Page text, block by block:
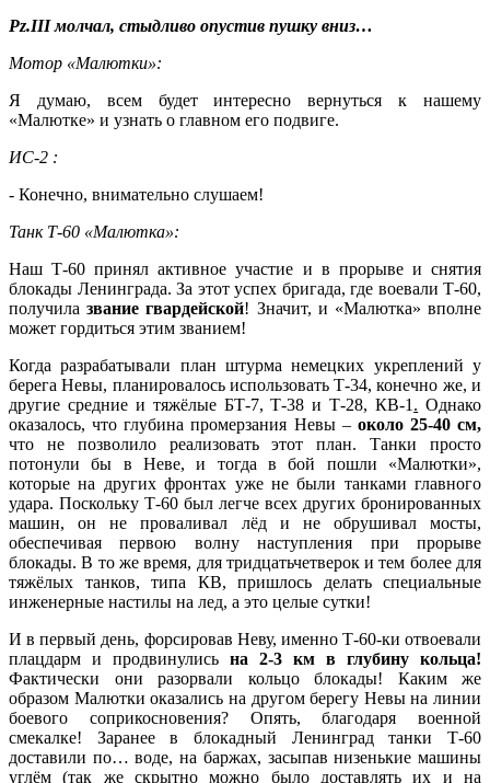
Pz.III молчал, стыдливо опустив пушку вниз…
Мотор «Малютки»:
Я думаю, всем будет интересно вернуться к нашему
«Малютке» и узнать о главном его подвиге.
ИС-2 :
- Конечно, внимательно слушаем!
Танк Т-60 «Малютка»:
Наш Т-60 принял активное участие и в прорыве и снятия
блокады Ленинграда. За этот успех бригада, где воевали Т-60,
получилазвание гвардейской! Значит, и «Малютка» вполне
может гордиться этим званием!
Когда разрабатывали план штурма немецких укреплений у
берега Невы, планировалось использовать Т-34, конечно же, и
другие средние и тяжёлые БТ-7, Т-38 и Т-28, КВ-1 . Однако
оказалось, что глубина промерзания Невы – около 25-40 см,
что не позволило реализовать этот план. Танки просто
потонули бы в Неве, и тогда в бой пошли «Малютки»,
которые на других фронтах уже не были танками главного
удара. Поскольку Т-60 был легче всех других бронированных
машин, он не проваливал лёд и не обрушивал мосты,
обеспечивая первою волну наступления при прорыве
блокады. В то же время, для тридцатьчетверок и тем более для
тяжёлых танков, типа КВ, пришлось делать специальные
инженерные настилы на лед, а это целые сутки!
И в первый день, форсировав Неву, именно Т-60-ки отвоевали
плацдарм и продвинулись на 2-3 км в глубину кольца!
Фактически они разорвали кольцо блокады! Каким же
образом Малютки оказались на другом берегу Невы на линии
боевого соприкосновения? Опять, благодаря военной
смекалке! Заранее в блокадный Ленинград танки Т-60
доставили по… воде, на баржах, засыпав низенькие машины
углём (так же скрытно можно было доставлять их и на